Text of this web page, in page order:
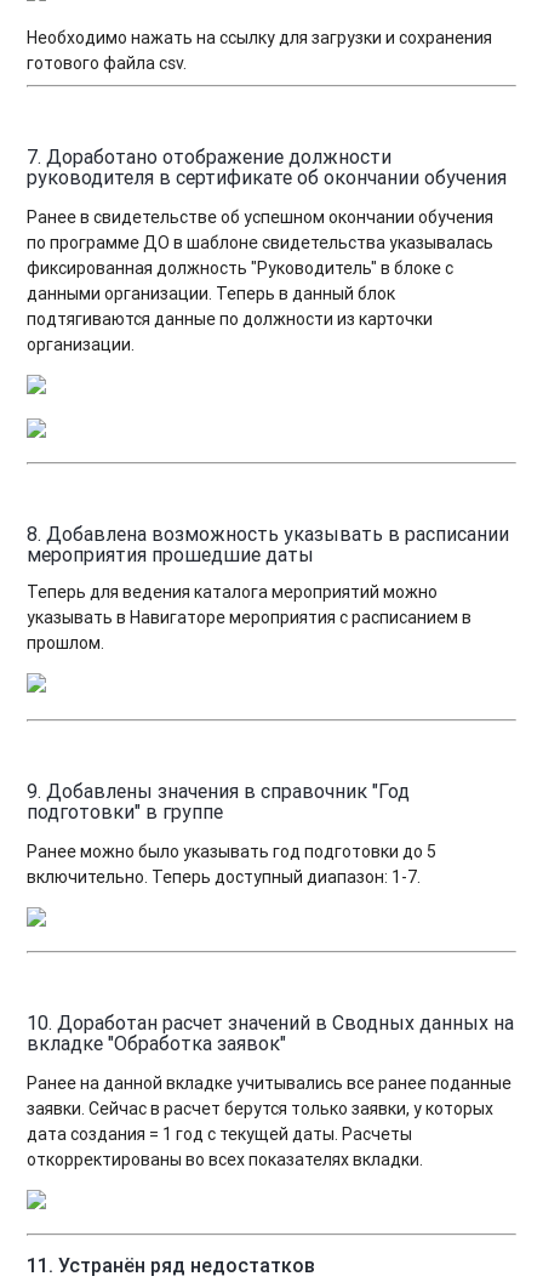
Необходимо нажать на ссылку для загрузки и сохранения
готового файла csv.
7. Доработано отображение должности
руководителя в сертификате об окончании обучения
Ранее в свидетельстве об успешном окончании обучения
по программе ДО в шаблоне свидетельства указывалась
фиксированная должность "Руководитель" в блоке с
данными организации. Теперь в данный блок
подтягиваются данные по должности из карточки
организации.
8. Добавлена возможность указывать в расписании
мероприятия прошедшие даты
Теперь для ведения каталога мероприятий можно
указывать в Навигаторе мероприятия с расписанием в
прошлом.
9. Добавлены значения в справочник "Год
подготовки" в группе
Ранее можно было указывать год подготовки до 5
включительно. Теперь доступный диапазон: 1-7.
10. Доработан расчет значений в Сводных данных на
вкладке "Обработка заявок"
Ранее на данной вкладке учитывались все ранее поданные
заявки. Сейчас в расчет берутся только заявки, у которых
дата создания = 1 год с текущей даты. Расчеты
откорректированы во всех показателях вкладки.
11. Устранён ряд недостатков